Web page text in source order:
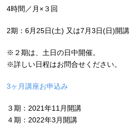
4時間／月×３回
2期：6月25日(土) 又は7月3日(日)開講
※２期は、土日の日中開催。
※詳しい日程はお問合せください。
3ヶ月講座お申込み
３期：2021年11月開講
４期：2022年3月開講